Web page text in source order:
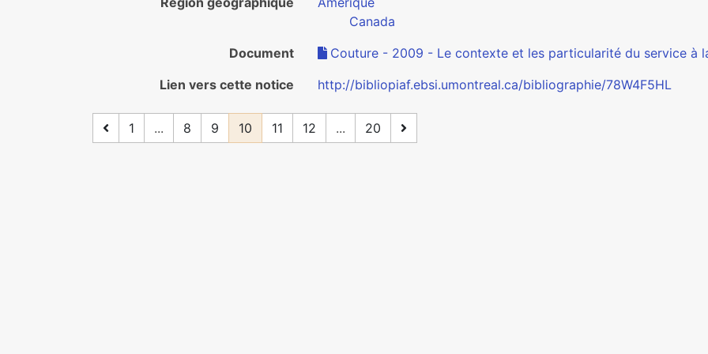
Canada
Document
Couture - 2009 - Le contexte et les particularité du service à
Lien vers cette notice
http://bibliopiaf.ebsi.umontreal.ca/bibliographie/78W4F5HL
1 ... 8 9 10 11 12 ... 20